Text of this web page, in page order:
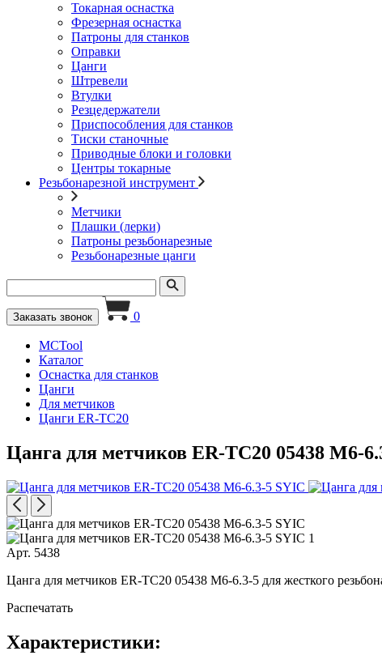
Токарная оснастка
Фрезерная оснастка
Патроны для станков
Оправки
Цанги
Штревели
Втулки
Резцедержатели
Приспособления для станков
Тиски станочные
Приводные блоки и головки
Центры токарные
Резьбонарезной инструмент
Метчики
Плашки (лерки)
Патроны резьбонарезные
Резьбонарезные цанги
Заказать звонок 0
MCTool
Каталог
Оснастка для станков
Цанги
Для метчиков
Цанги ER-TC20
Цанга для метчиков ER-TC20 05438 M6-
Арт. 5438
Цанга для метчиков ER-TC20 05438 M6-6.3-5 для жесткого
Распечатать
Характеристики: